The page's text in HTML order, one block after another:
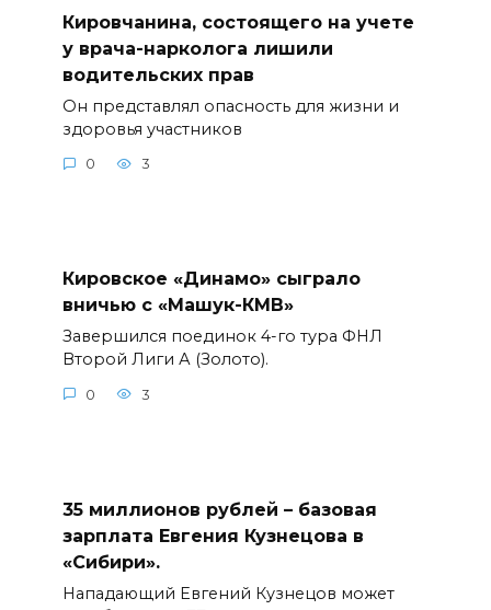
Кировчанина, состоящего на учете
у врача-нарколога лишили
водительских прав
Он представлял опасность для жизни и
здоровья участников
0 3
Кировское «Динамо» сыграло
вничью с «Машук-КМВ»
Завершился поединок 4-го тура ФНЛ
Второй Лиги А (Золото).
0 3
35 миллионов рублей – базовая
зарплата Евгения Кузнецова в
«Сибири».
Нападающий Евгений Кузнецов может